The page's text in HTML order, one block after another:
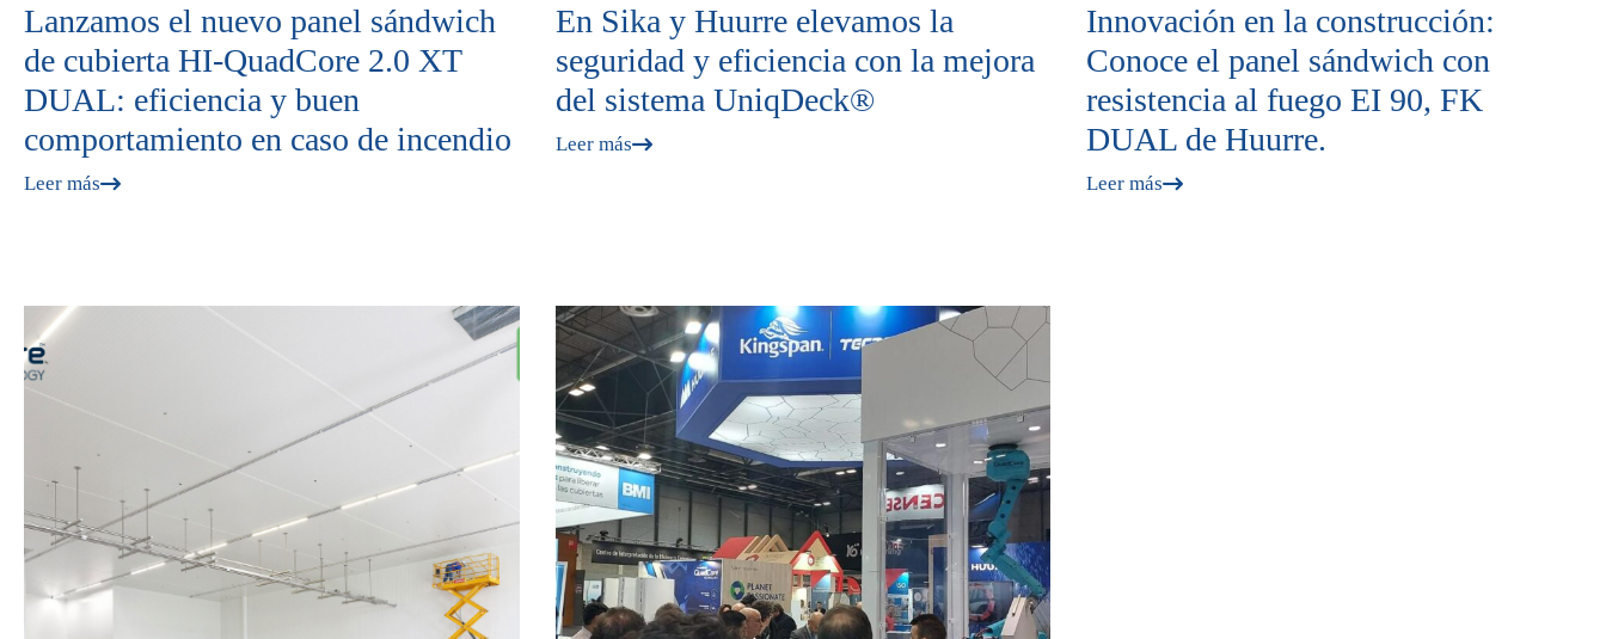
Lanzamos el nuevo panel sándwich
de cubierta HI-QuadCore 2.0 XT
DUAL: eficiencia y buen
comportamiento en caso de incendio
Leer más
En Sika y Huurre elevamos la
seguridad y eficiencia con la mejora
del sistema UniqDeck®
Leer más
Innovación en la construcción:
Conoce el panel sándwich con
resistencia al fuego EI 90, FK
DUAL de Huurre.
Leer más